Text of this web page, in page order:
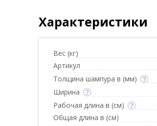
Характеристики
Вес (кг)
Артикул
Толщина шампура в (мм)
Ширина
Рабочая длина в (см)
Общая длина в (см)